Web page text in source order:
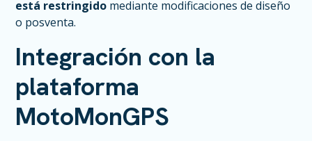
está restringido mediante modificaciones de diseño
o posventa.
Integración con la
plataforma
MotoMonGPS